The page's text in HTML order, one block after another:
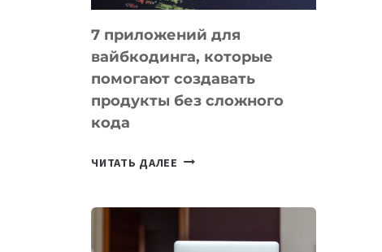
7 приложений для
вайбкодинга, которые
помогают создавать
продукты без сложного
кода
ЧИТАТЬ ДАЛЕЕ
КОТОРЫЕ